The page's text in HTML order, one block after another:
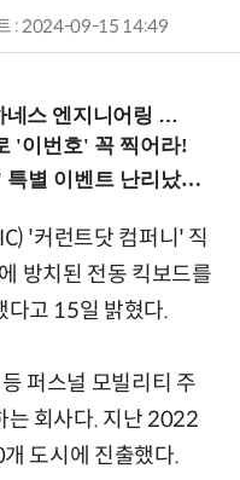
: 2024-09-15 14:49
문과정 (8/20 신논현역)
'커런트닷 컴퍼니' 직
방치된 전동 킥보드를
다고 15일 밝혔다.
퍼스널 모빌리티 주
는 회사다. 지난 2022
도시에 진출했다.